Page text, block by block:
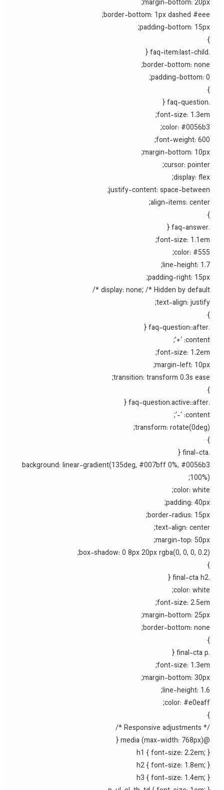
margin-bottom:
border-bottom: 1px dashed
padding-bottom:
border-bottom:
padding-bottom:
font-size:
color:
font-weight:
margin-bottom:
cursor:
display:
justify-content: space-
align-items:
font-size:
color:
line-height:
padding-right:
display: none; /* Hidden by default
text-align:
content:
font-size:
margin-left:
transition: transform 0.3s
content:
transform:
background: linear-gradient(135deg, #007bff 0%,
color:
padding:
border-radius:
text-align:
margin-top:
box-shadow: 0 8px 20px rgba(0, 0, 0,
color:
font-size:
margin-bottom:
border-bottom:
font-size:
margin-bottom:
line-height:
color:
h1 { font-size: 2.2em;
h2 { font-size: 1.8em;
h3 { font-size: 1.4em;